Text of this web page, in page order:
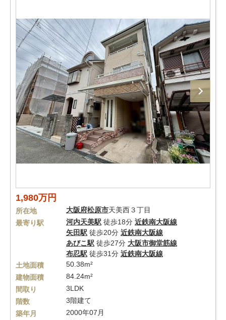
1,980万円
所在地 大阪府松原市天美西３丁目
最寄り駅
河内天美駅 徒歩18分 近鉄南大阪線
矢田駅 徒歩20分 近鉄南大阪線
あびこ駅 徒歩27分 大阪市御堂筋線
布忍駅 徒歩31分 近鉄南大阪線
土地面積
50.38m²
建物面積
84.24m²
間取り
3LDK
階数
3階建て
築年月
2000年07月